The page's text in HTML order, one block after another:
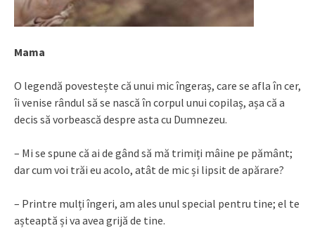
Mama
O legendă povestește că unui mic îngeraș, care se afla în cer,
îi venise rândul să se nască în corpul unui copilaș, așa că a
decis să vorbească despre asta cu Dumnezeu.
– Mi se spune că ai de gând să mă trimiți mâine pe pământ;
dar cum voi trăi eu acolo, atât de mic și lipsit de apărare?
– Printre mulți îngeri, am ales unul special pentru tine; el te
așteaptă și va avea grijă de tine.